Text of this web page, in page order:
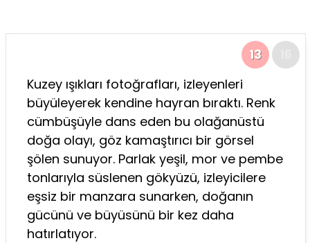
13
Kuzey ışıkları fotoğrafları, izleyenleri
büyüleyerek kendine hayran bıraktı. Renk
cümbüşüyle dans eden bu olağanüstü
doğa olayı, göz kamaştırıcı bir görsel
şölen sunuyor. Parlak yeşil, mor ve pembe
tonlarıyla süslenen gökyüzü, izleyicilere
eşsiz bir manzara sunarken, doğanın
gücünü ve büyüsünü bir kez daha
hatırlatıyor.